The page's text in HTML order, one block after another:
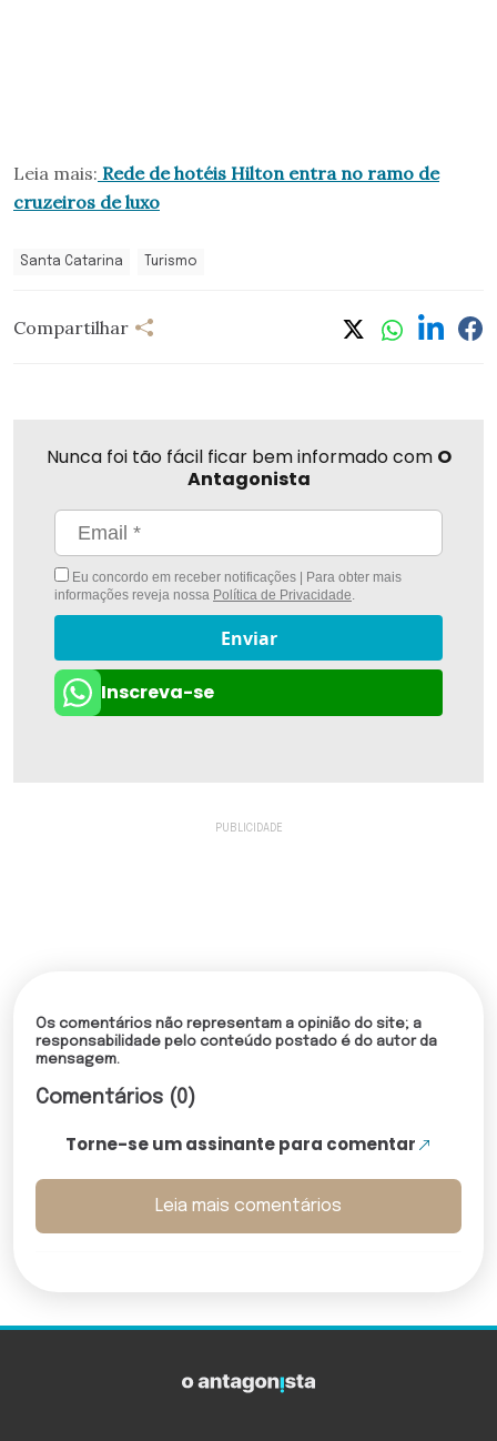
Leia mais: Rede de hotéis Hilton entra no ramo de
cruzeiros deluxo
Santa Catarina Turismo
Compartilhar
Nunca foi tão fácil ficar bem informado com O
Antagonista
Eu concordo em receber notificações | Para obter mais
informações reveja nossa Política de Privacidade.
Enviar
Inscreva-se
Os comentários não representam a opinião do site; a
responsabilidade pelo conteúdo postado é do autor da
mensagem.
Comentários (0)
Torne-se um assinante para comentar
Leia mais comentários